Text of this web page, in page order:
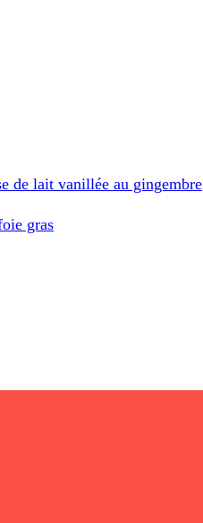
de lait vanillée au gingembre
gras